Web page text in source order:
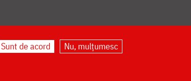
Sunt de acord Nu, mulțumesc